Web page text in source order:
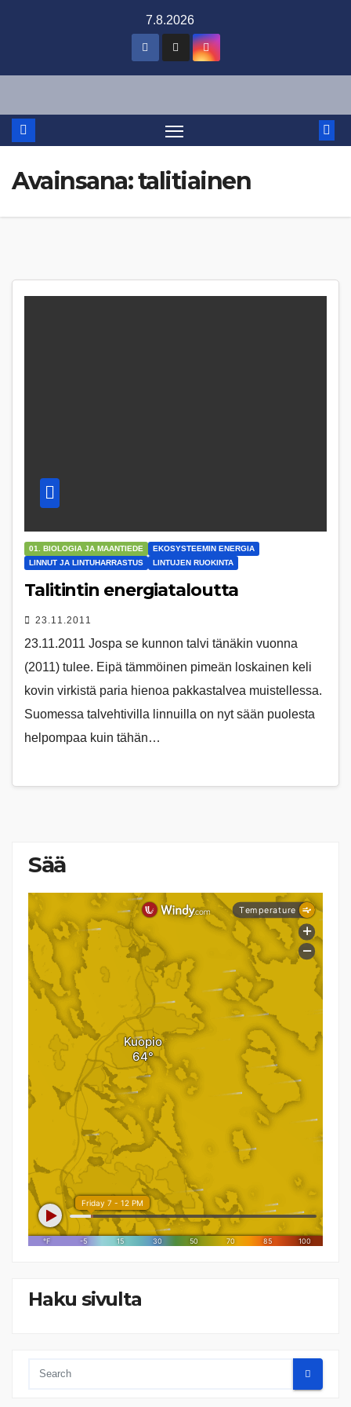
7.8.2026
Avainsana:talitiainen
01. BIOLOGIA JA MAANTIEDE
EKOSYSTEEMIN ENERGIA
LINNUT JA LINTUHARRASTUS
LINTUJEN RUOKINTA
Talitintin energiataloutta
23.11.2011
23.11.2011 Jospa se kunnon talvi tänäkin vuonna
(2011) tulee. Eipä tämmöinen pimeän loskainen keli
kovin virkistä paria hienoa pakkastalvea muistellessa.
Suomessa talvehtivilla linnuilla on nyt sään puolesta
helpompaa kuin tähän…
Sää
Haku sivulta